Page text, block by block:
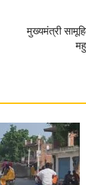
मुख्यमंत्री